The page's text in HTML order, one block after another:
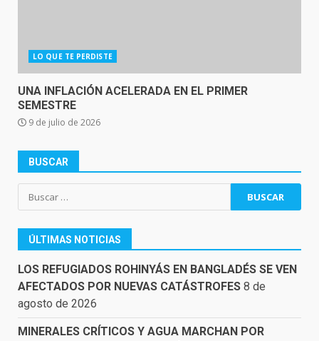
LO QUE TE PERDISTE
UNA INFLACIÓN ACELERADA EN EL PRIMER
SEMESTRE
9 de julio de 2026
BUSCAR
Buscar:
ÚLTIMAS NOTICIAS
LOS REFUGIADOS ROHINYÁS EN BANGLADÉS SE VEN
AFECTADOS POR NUEVAS CATÁSTROFES 8 de
agosto de 2026
MINERALES CRÍTICOS Y AGUA MARCHAN POR